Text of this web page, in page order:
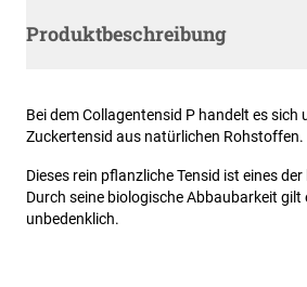
Produktbeschreibung
Bei dem Collagentensid P handelt es sich
Zuckertensid aus natürlichen Rohstoffen.
Dieses rein pflanzliche Tensid ist eines
Durch seine biologische Abbaubarkeit gilt
unbedenklich.